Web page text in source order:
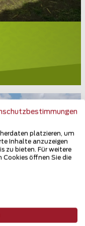
platzieren, um
Inhalte anzuzeigen
zu bieten. Für weitere
öffnen Sie die